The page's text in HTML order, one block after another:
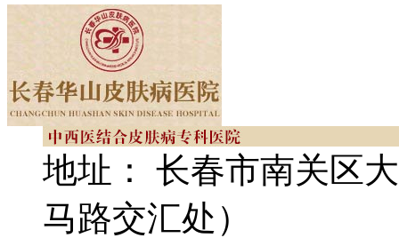
地址： 长春市南关区
马路交汇处）